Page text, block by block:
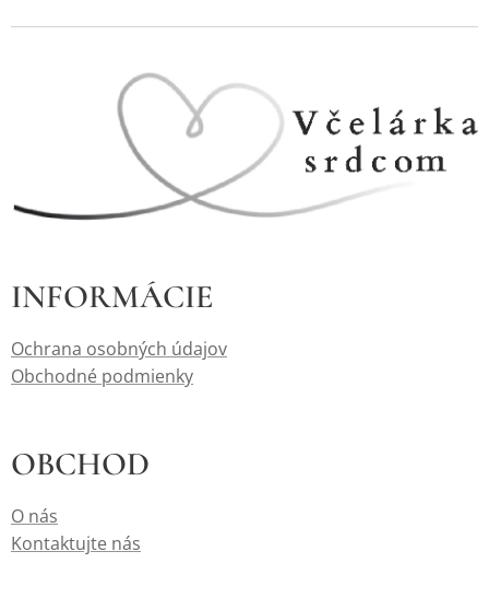
INFORMÁCIE
Ochrana osobných údajov
Obchodné podmienky
OBCHOD
O nás
Kontaktujte nás